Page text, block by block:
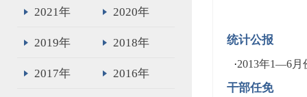
2021年 2020年
2019年 2018年
2017年 2016年
统计公报
·2013年1—6月
干部任免